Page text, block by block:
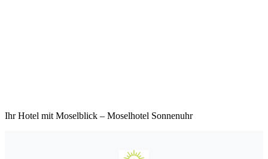
Ihr Hotel mit Moselblick – Moselhotel Sonnenuhr